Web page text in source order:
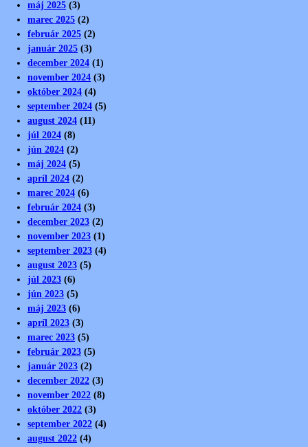
máj 2025 (3)
marec 2025 (2)
február 2025 (2)
január 2025 (3)
december 2024 (1)
november 2024 (3)
október 2024 (4)
september 2024 (5)
august 2024 (11)
júl 2024 (8)
jún 2024 (2)
máj 2024 (5)
apríl 2024 (2)
marec 2024 (6)
február 2024 (3)
december 2023 (2)
november 2023 (1)
september 2023 (4)
august 2023 (5)
júl 2023 (6)
jún 2023 (5)
máj 2023 (6)
apríl 2023 (3)
marec 2023 (5)
február 2023 (5)
január 2023 (2)
december 2022 (3)
november 2022 (8)
október 2022 (3)
september 2022 (4)
august 2022 (4)